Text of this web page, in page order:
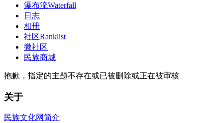
瀑布流Waterfall
日志
相册
社区Ranklist
微社区
民族商城
抱歉，指定的主题不存在或已被删除或正在被审核
关于
民族文化网简介